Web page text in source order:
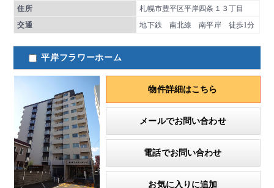
住所
札幌市豊平区平岸四条１３丁目
交通
地下鉄 南北線 南平岸 徒歩1分
平岸フラワーホーム
物件詳細はこちら
メールでお問い合わせ
電話でお問い合わせ
お気に入りに追加